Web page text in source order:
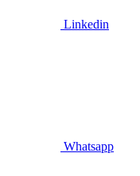
Linkedin
Whatsapp